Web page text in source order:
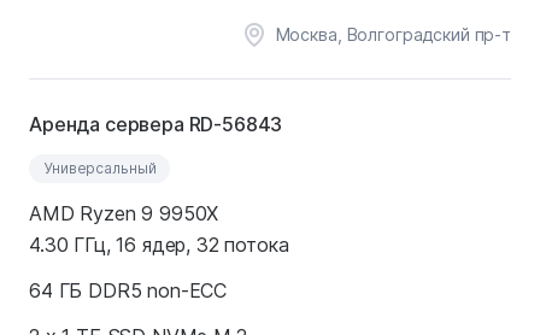
Москва, Волгоградский пр-т
Аренда сервера RD-56843
Универсальный
AMD Ryzen 9 9950X
4.30 ГГц, 16 ядер, 32 потока
64 ГБ DDR5 non-ECC